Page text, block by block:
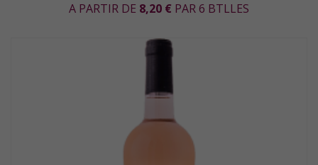
A PARTIR DE 8,20 € PAR 6 BTLLES